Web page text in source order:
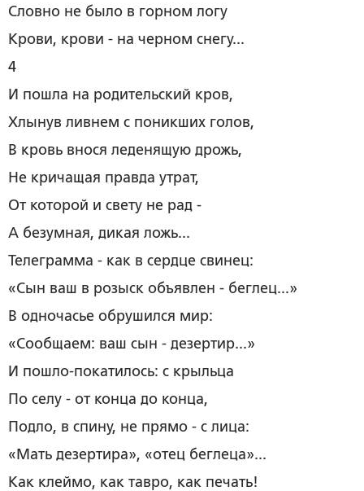
Словно не было в горном логу
Крови, крови - на черном снегу...
4
И пошла на родительский кров,
Хлынув ливнем с поникших голов,
В кровь внося леденящую дрожь,
Не кричащая правда утрат,
От которой и свету не рад -
А безумная, дикая ложь...
Телеграмма ­- как в сердце свинец:
«Сын ваш в розыск объявлен - беглец...»
В одночасье обрушился мир:
«Сообщаем: ваш сын - дезертир...»
И пошло-покатилось: с крыльца
По селу - от конца до конца,
Подло, в спину, не прямо ­- с лица:
«Мать дезертира», «отец беглеца»...
Как клеймо, как тавро, как печать!